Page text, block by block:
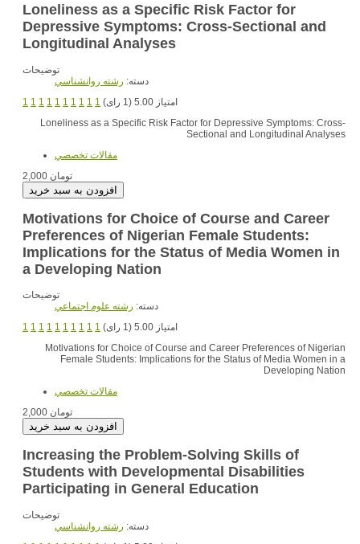
Loneliness as a Specific Risk Factor for
Depressive Symptoms: Cross-Sectional and
Longitudinal Analyses
توضیحات
دسته: رشته روانشناسي
1 1 1 1 1 1 1 1 1 1
امتیاز 5.00 (1 رای)
Loneliness as a Specific Risk Factor for Depressive Symptoms: Cross-
Sectional and Longitudinal Analyses
مقالات تخصصي
2,000 تومان
Motivations for Choice of Course and Career
Preferences of Nigerian Female Students:
Implications for the Status of Media Women in
a Developing Nation
توضیحات
دسته: رشته علوم اجتماعي
1 1 1 1 1 1 1 1 1 1
امتیاز 5.00 (1 رای)
Motivations for Choice of Course and Career Preferences of Nigerian
Female Students: Implications for the Status of Media Women in a
Developing Nation
مقالات تخصصي
2,000 تومان
Increasing the Problem-Solving Skills of
Students with Developmental Disabilities
Participating in General Education
توضیحات
دسته: رشته روانشناسي